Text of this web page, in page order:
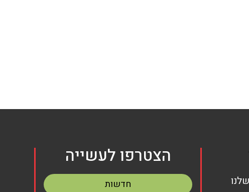
הצטרפו לעשייה
חדשות